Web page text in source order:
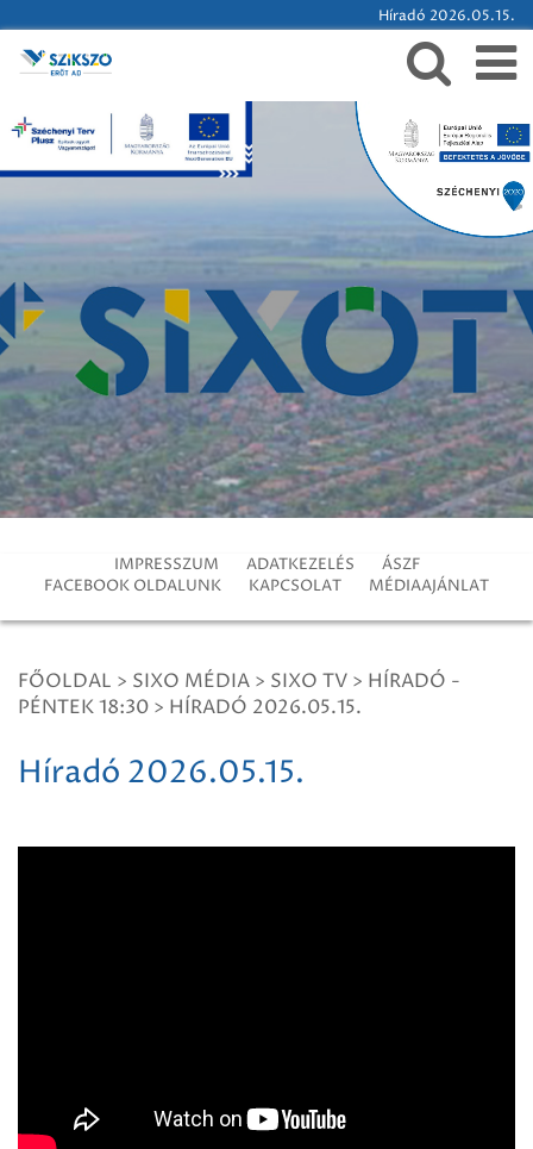
Híradó 2026.05.15.
IMPRESSZUM ADATKEZELÉS
ÁSZF
FACEBOOK OLDALUNK
KAPCSOLAT MÉDIAAJÁNLAT
FŐOLDAL > SIXO MÉDIA > SIXO TV > HÍRADÓ -
PÉNTEK 18:30 > HÍRADÓ 2026.05.15.
Híradó 2026.05.15.